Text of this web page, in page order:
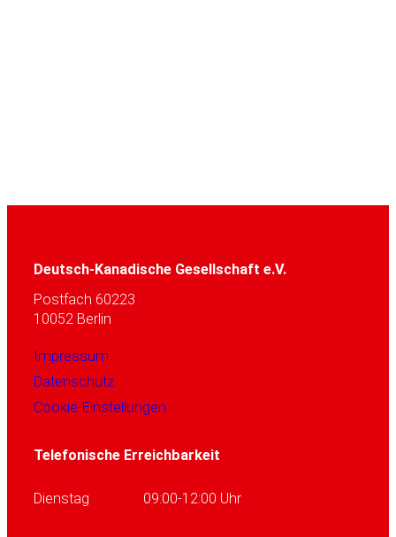
Deutsch-Kanadische Gesellschaft e.V.
Postfach 60223
10052 Berlin
Impressum
Datenschutz
Cookie-Einstellungen
Telefonische Erreichbarkeit
Dienstag 09:00-12:00 Uhr